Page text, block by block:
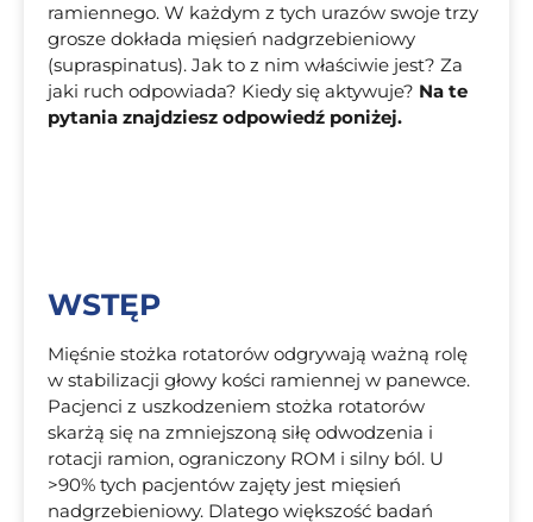
ramiennego. W każdym z tych urazów swoje trzy
grosze dokłada mięsień nadgrzebieniowy
(supraspinatus). Jak to z nim właściwie jest? Za
jaki ruch odpowiada? Kiedy się aktywuje? Na te
pytania znajdziesz odpowiedź poniżej.
WSTĘP
Mięśnie stożka rotatorów odgrywają ważną rolę
w stabilizacji głowy kości ramiennej w panewce.
Pacjenci z uszkodzeniem stożka rotatorów
skarżą się na zmniejszoną siłę odwodzenia i
rotacji ramion, ograniczony ROM i silny ból. U
>90% tych pacjentów zajęty jest mięsień
nadgrzebieniowy. Dlatego większość badań